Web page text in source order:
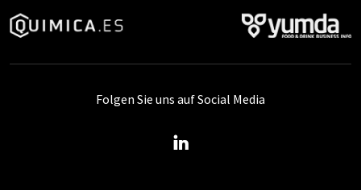
Folgen Sie uns auf Social Media